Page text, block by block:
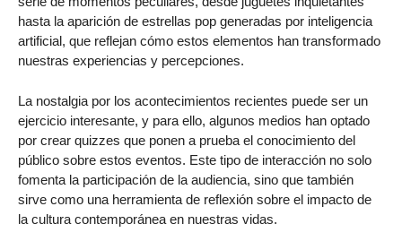
hasta la aparición de estrellas pop generadas por inteligencia
artificial, que reflejan cómo estos elementos han transformado
nuestras experiencias y percepciones.
La nostalgia por los acontecimientos recientes puede ser un
ejercicio interesante, y para ello, algunos medios han optado
por crear quizzes que ponen a prueba el conocimiento del
público sobre estos eventos. Este tipo de interacción no solo
fomenta la participación de la audiencia, sino que también
sirve como una herramienta de reflexión sobre el impacto de
la cultura contemporánea en nuestras vidas.